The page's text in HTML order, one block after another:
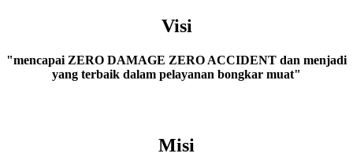
Visi
"mencapai ZERO DAMAGE ZERO ACCIDENT dan menjadi
yang terbaik dalam pelayanan bongkar muat"
Misi